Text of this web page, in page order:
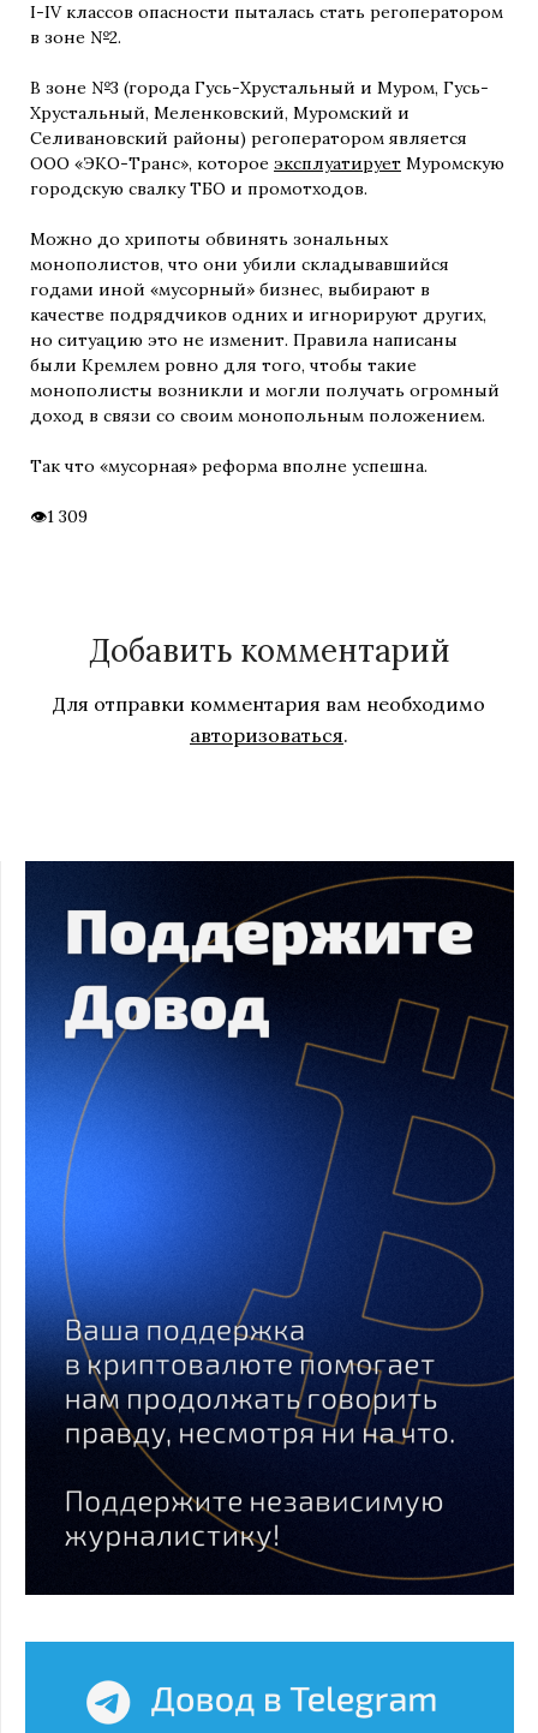
I-IV классов опасности пыталась стать регоператором
в зоне №2.
В зоне №3 (города Гусь-Хрустальный и Муром, Гусь-
Хрустальный, Меленковский, Муромский и
Селивановский районы) регоператором является
ООО «ЭКО-Транс», которое эксплуатирует Муромскую
городскую свалку ТБО и промотходов.
Можно до хрипоты обвинять зональных
монополистов, что они убили складывавшийся
годами иной «мусорный» бизнес, выбирают в
качестве подрядчиков одних и игнорируют других,
но ситуацию это не изменит. Правила написаны
были Кремлем ровно для того, чтобы такие
монополисты возникли и могли получать огромный
доход в связи со своим монопольным положением.
Так что «мусорная» реформа вполне успешна.
1 309
Добавить комментарий
Для отправки комментария вам необходимо
авторизоваться.